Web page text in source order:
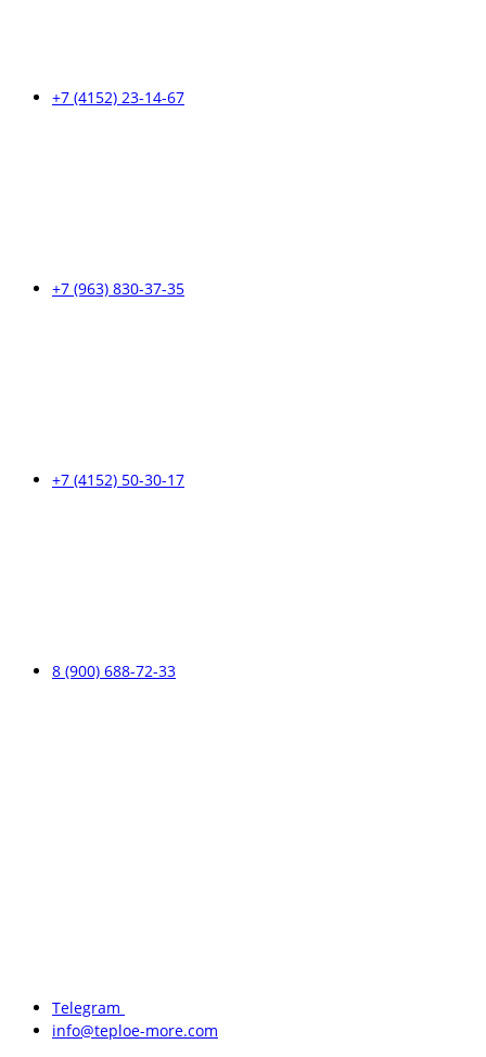
+7 (4152) 23-14-67
+7 (963) 830-37-35
+7 (4152) 50-30-17
8 (900) 688-72-33
Telegram
info@teploe-more.com